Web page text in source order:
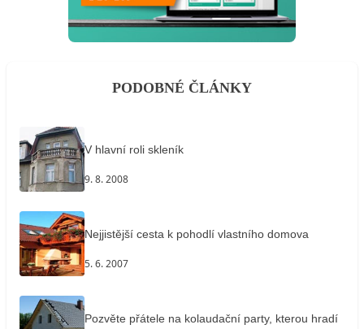
PODOBNÉ ČLÁNKY
V hlavní roli skleník
9. 8. 2008
Nejjistější cesta k pohodlí vlastního domova
5. 6. 2007
Pozvěte přátele na kolaudační party, kterou hradí